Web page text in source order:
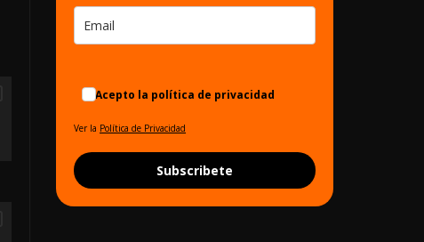
Acepto la política de privacidad
Ver la Política de Privacidad
Subscribete